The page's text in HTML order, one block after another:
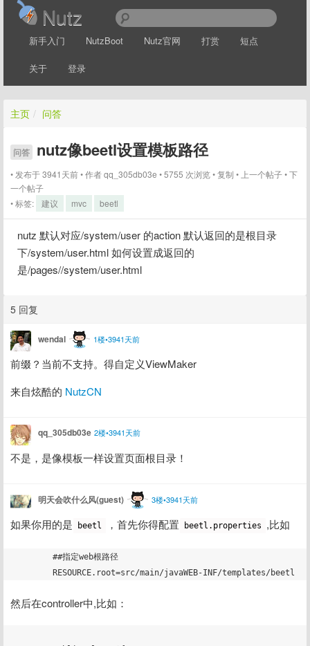
Nutz
新手入门 NutzBoot Nutz官网 打赏 短点
关于 登录
主页 / 问答
问答 nutz像beetl设置模板路径
发布于 3941天前 作者qq_305db03e 5755 次浏览 复制 上一个帖子 下
一个帖子
标签:
建议 mvc beetl
nutz 默认对应/system/user 的action 默认返回的是根目录
下/system/user.html 如何设置成返回的
是/pages//system/user.html
5 回复
wendal 1楼•3941天前
前缀？当前不支持。得自定义ViewMaker
来自炫酷的 NutzCN
qq_305db03e 2楼•3941天前
不是，是像模板一样设置页面根目录！
明天会吹什么风(guest) 3楼•3941天前
如果你用的是 beetl ，首先你得配置 beetl.properties ,比如
然后在controller中,比如：